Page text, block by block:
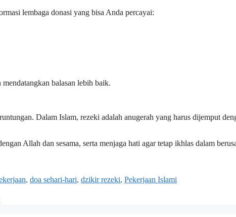
lembaga donasi yang bisa Anda percayai:
balasan lebih baik.
Dalam Islam, rezeki adalah anugerah yang harus dijemput
Allah dan sesama, serta menjaga hati agar tetap ikhlas dalam
, doa sehari-hari, dzikir rezeki, Pekerjaan Islami